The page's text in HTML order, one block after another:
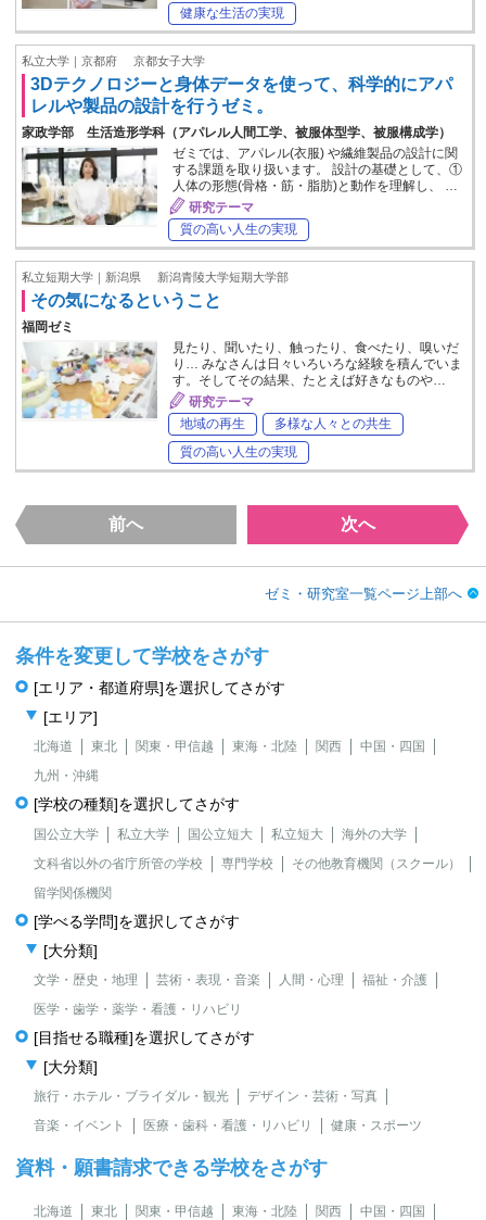
健康な生活の実現
私立大学｜京都府 京都女子大学
3Dテクノロジーと身体データを使って、科学的にアパ
レルや製品の設計を行うゼミ。
家政学部 生活造形学科（アパレル人間工学、被服体型学、被服構成学）
ゼミでは、アパレル(衣服) や繊維製品の設計に関
する課題を取り扱います。 設計の基礎として、①
人体の形態(骨格・筋・脂肪)と動作を理解し、 …
研究テーマ
質の高い人生の実現
私立短期大学｜新潟県 新潟青陵大学短期大学部
その気になるということ
福岡ゼミ
見たり、聞いたり、触ったり、食べたり、嗅いだ
り… みなさんは日々いろいろな経験を積んでいま
す。そしてその結果、たとえば好きなものや…
研究テーマ
地域の再生
多様な人々との共生
質の高い人生の実現
前へ 次へ
ゼミ・研究室一覧ページ上部へ
条件を変更して学校をさがす
[エリア・都道府県]を選択してさがす
[エリア]
北海道 東北 関東・甲信越 東海・北陸 関西
中国・四国
九州・沖縄
[学校の種類]を選択してさがす
国公立大学 私立大学 国公立短大 私立短大
海外の大学
文科省以外の省庁所管の学校
専門学校
その他教育機関（スクール）
留学関係機関
[学べる学問]を選択してさがす
[大分類]
文学・歴史・地理 芸術・表現・音楽 人間・心理
福祉・介護
医学・歯学・薬学・看護・リハビリ
[目指せる職種]を選択してさがす
[大分類]
旅行・ホテル・ブライダル・観光
デザイン・芸術・写真
音楽・イベント
医療・歯科・看護・リハビリ 健康・スポーツ
資料・願書請求できる学校をさがす
北海道 東北 関東・甲信越 東海・北陸 関西 中国・四国